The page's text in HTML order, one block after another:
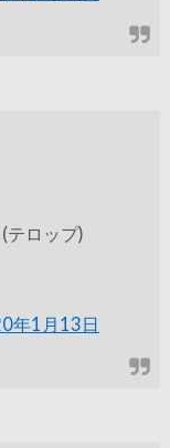
テロップ)
年1月13日